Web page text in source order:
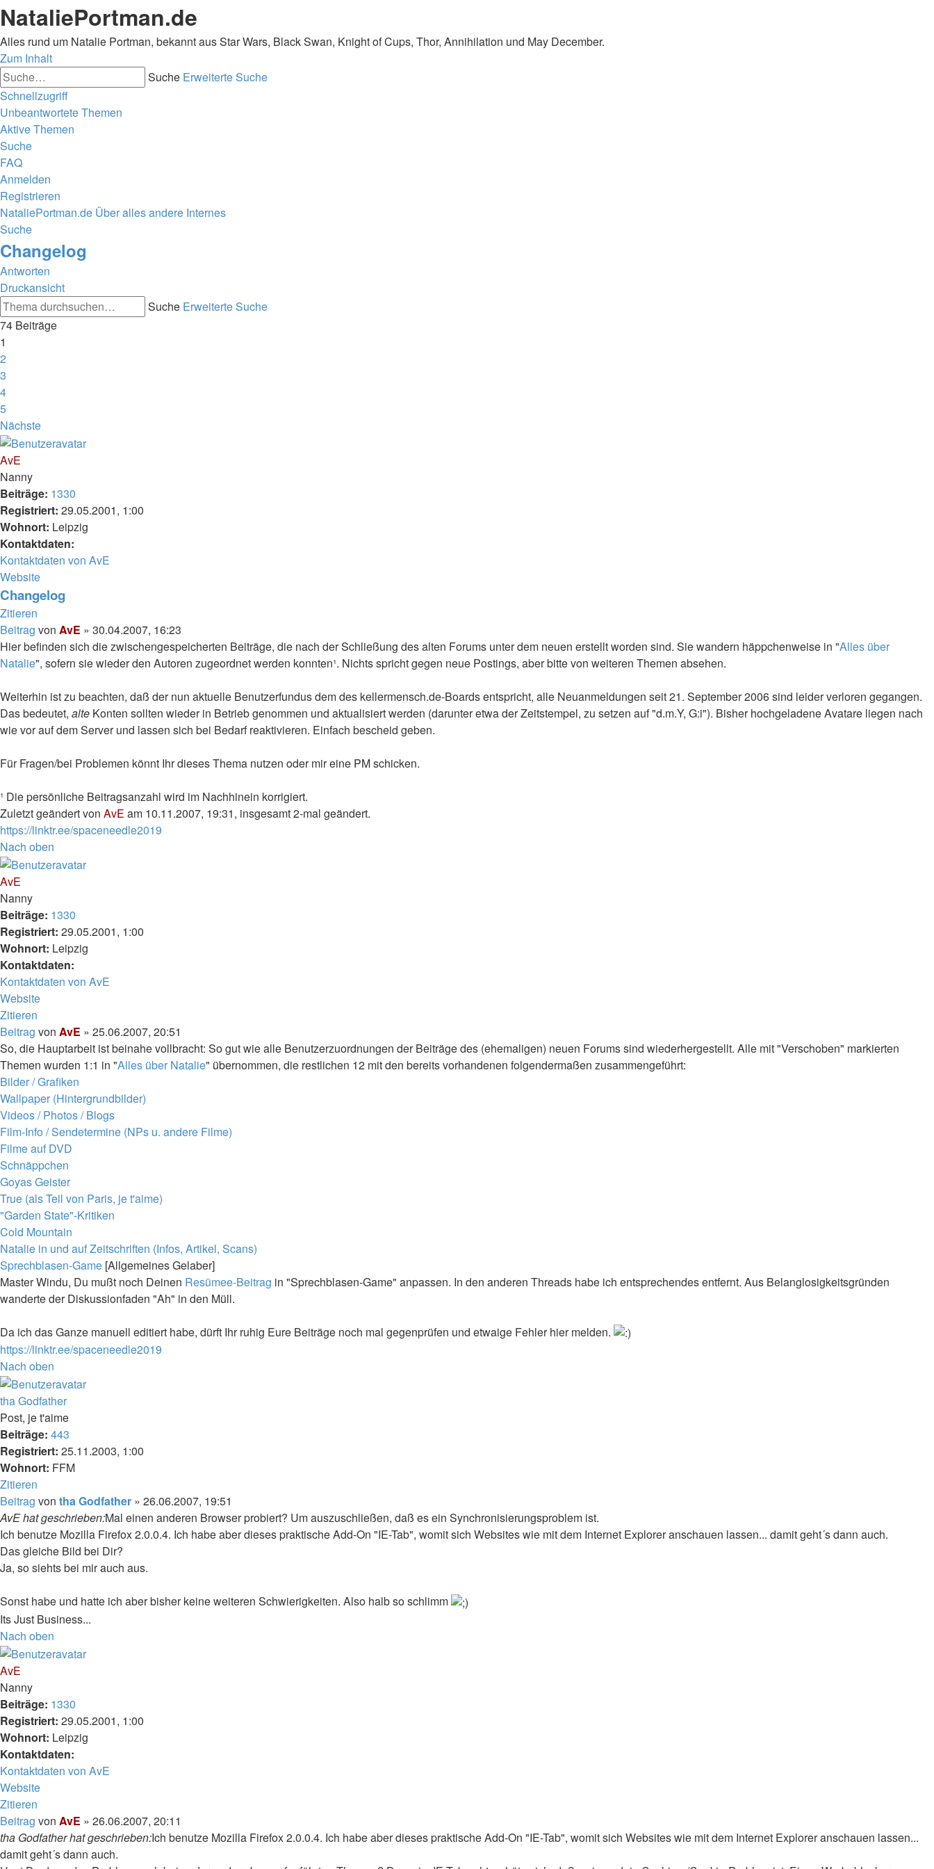
NataliePortman.de
Alles rund um Natalie Portman, bekannt aus Star Wars, Black Swan, Knight of Cups, Thor, Annihilation und May December.
Zum Inhalt
Suche Erweiterte Suche
Schnellzugriff
Unbeantwortete Themen
Aktive Themen
Suche
FAQ
Anmelden
Registrieren
NataliePortman.de Über alles andere Internes
Suche
Changelog
Antworten
Druckansicht
Suche Erweiterte Suche
74 Beiträge
1
2
3
4
5
Nächste
AvE
Nanny
Beiträge: 1330
Registriert: 29.05.2001, 1:00
Wohnort: Leipzig
Kontaktdaten:
Kontaktdaten von AvE
Website
Changelog
Zitieren
Beitrag von AvE » 30.04.2007, 16:23
Hier befinden sich die zwischengespeicherten Beiträge, die nach der Schließung des alten Forums unter dem neuen erstellt worden sind. Sie wandern häppchenweise in "Alles über
Natalie", sofern sie wieder den Autoren zugeordnet werden konnten¹. Nichts spricht gegen neue Postings, aber bitte von weiteren Themen absehen.
Weiterhin ist zu beachten, daß der nun aktuelle Benutzerfundus dem des kellermensch.de-Boards entspricht, alle Neuanmeldungen seit 21. September 2006 sind leider verloren gegangen.
Das bedeutet, alte Konten sollten wieder in Betrieb genommen und aktualisiert werden (darunter etwa der Zeitstempel, zu setzen auf "d.m.Y, G:i"). Bisher hochgeladene Avatare liegen nach
wie vor auf dem Server und lassen sich bei Bedarf reaktivieren. Einfach bescheid geben.
Für Fragen/bei Problemen könnt Ihr dieses Thema nutzen oder mir eine PM schicken.
¹ Die persönliche Beitragsanzahl wird im Nachhinein korrigiert.
Zuletzt geändert von AvE am 10.11.2007, 19:31, insgesamt 2-mal geändert.
https://linktr.ee/spaceneedle2019
Nach oben
AvE
Nanny
Beiträge: 1330
Registriert: 29.05.2001, 1:00
Wohnort: Leipzig
Kontaktdaten:
Kontaktdaten von AvE
Website
Zitieren
Beitrag von AvE » 25.06.2007, 20:51
So, die Hauptarbeit ist beinahe vollbracht: So gut wie alle Benutzerzuordnungen der Beiträge des (ehemaligen) neuen Forums sind wiederhergestellt. Alle mit "Verschoben" markierten
Themen wurden 1:1 in "Alles über Natalie" übernommen, die restlichen 12 mit den bereits vorhandenen folgendermaßen zusammengeführt:
Bilder / Grafiken
Wallpaper (Hintergrundbilder)
Videos / Photos / Blogs
Film-Info / Sendetermine (NPs u. andere Filme)
Filme auf DVD
Schnäppchen
Goyas Geister
True (als Teil von Paris, je t'aime)
"Garden State"-Kritiken
Cold Mountain
Natalie in und auf Zeitschriften (Infos, Artikel, Scans)
Sprechblasen-Game [Allgemeines Gelaber]
Master Windu, Du mußt noch Deinen Resümee-Beitrag in "Sprechblasen-Game" anpassen. In den anderen Threads habe ich entsprechendes entfernt. Aus Belanglosigkeitsgründen
wanderte der Diskussionfaden "Ah" in den Müll.
Da ich das Ganze manuell editiert habe, dürft Ihr ruhig Eure Beiträge noch mal gegenprüfen und etwaige Fehler hier melden.
https://linktr.ee/spaceneedle2019
Nach oben
tha Godfather
Post, je t'aime
Beiträge: 443
Registriert: 25.11.2003, 1:00
Wohnort: FFM
Zitieren
Beitrag von tha Godfather » 26.06.2007, 19:51
AvE hat geschrieben:Mal einen anderen Browser probiert? Um auszuschließen, daß es ein Synchronisierungsproblem ist.
Ich benutze Mozilla Firefox 2.0.0.4. Ich habe aber dieses praktische Add-On "IE-Tab", womit sich Websites wie mit dem Internet Explorer anschauen lassen... damit geht´s dann auch.
Das gleiche Bild bei Dir?
Ja, so siehts bei mir auch aus.
Sonst habe und hatte ich aber bisher keine weiteren Schwierigkeiten. Also halb so schlimm
Its Just Business...
Nach oben
AvE
Nanny
Beiträge: 1330
Registriert: 29.05.2001, 1:00
Wohnort: Leipzig
Kontaktdaten:
Kontaktdaten von AvE
Website
Zitieren
Beitrag von AvE » 26.06.2007, 20:11
tha Godfather hat geschrieben:Ich benutze Mozilla Firefox 2.0.0.4. Ich habe aber dieses praktische Add-On "IE-Tab", womit sich Websites wie mit dem Internet Explorer anschauen lassen...
damit geht´s dann auch.